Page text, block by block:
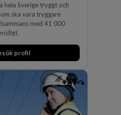
hela Sverige tryggt och
ska vara tryggare
med 41 000
profil